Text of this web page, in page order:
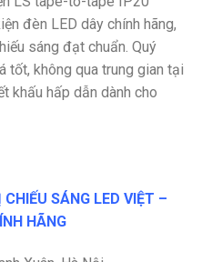
đèn LED dây chính hãng,
sáng đạt chuẩn. Quý
tốt, không qua trung gian tại
khấu hấp dẫn dành cho
SÁNG LED VIỆT –
HÃNG